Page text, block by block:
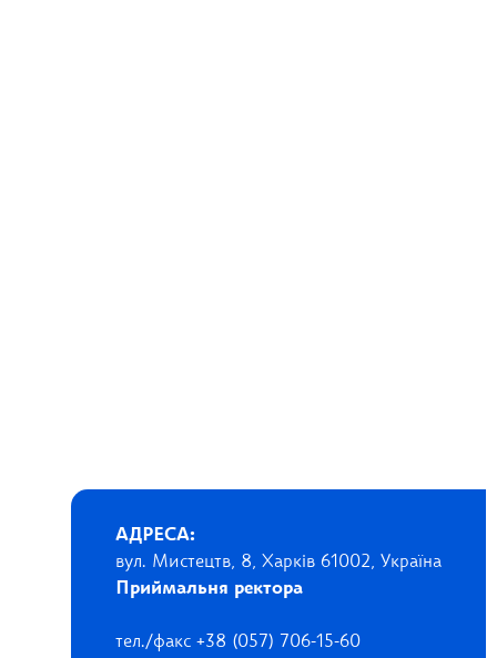
АДРЕСА:
вул. Мистецтв, 8, Харків 61002, Україна
Приймальня ректора
тел./факс +38 (057) 706-15-60